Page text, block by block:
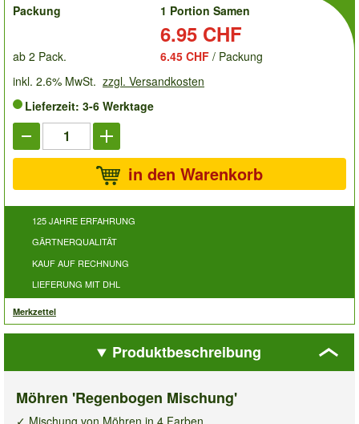
order
Packung
1 Portion Samen
6.95 CHF
ab 2 Pack. 6.45 CHF / Packung
inkl. 2.6% MwSt. zzgl. Versandkosten
Lieferzeit: 3-6 Werktage
in den Warenkorb
125 JAHRE ERFAHRUNG
GÄRTNERQUALITÄT
KAUF AUF RECHNUNG
LIEFERUNG MIT DHL
Merkzettel
Produktbeschreibung
Möhren 'Regenbogen Mischung'